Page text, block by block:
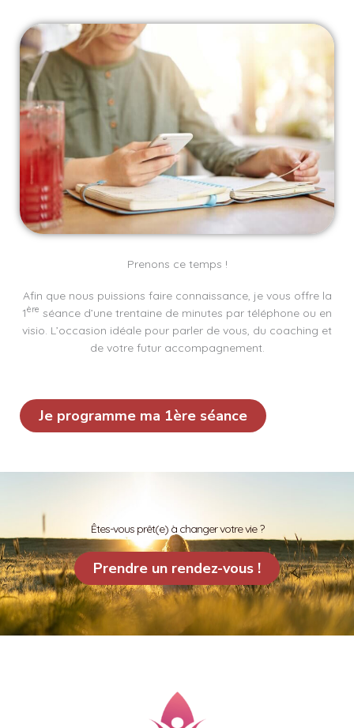
Prenons ce temps !
Afin que nous puissions faire connaissance, je vous offre la
1ère séance d’une trentaine de minutes par téléphone ou en
visio. L’occasion idéale pour parler de vous, du coaching et
de votre futur accompagnement.
Je programme ma 1ère séance
Êtes-vous prêt(e) à changer votre vie ?
Prendre un rendez-vous !